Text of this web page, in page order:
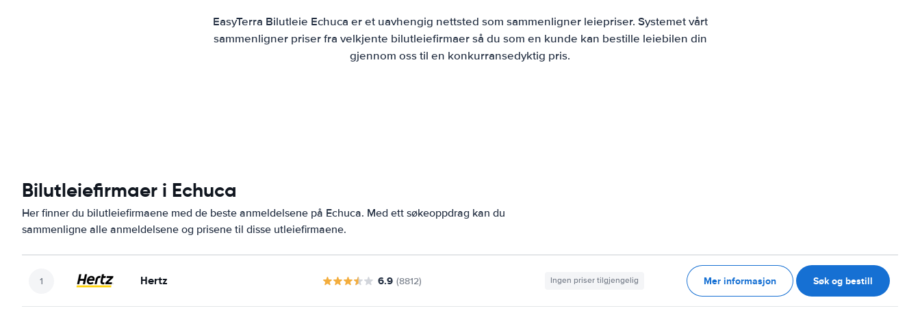
EasyTerra Bilutleie Echuca er et uavhengig nettsted som sammenligner leiepriser. Systemet vårt
sammenligner priser fra velkjente bilutleiefirmaer så du som en kunde kan bestille leiebilen din
gjennom oss til en konkurransedyktig pris.
Bilutleiefirmaer i Echuca
Her finner du bilutleiefirmaene med de beste anmeldelsene på Echuca. Med ett søkeoppdrag kan du
sammenligne alle anmeldelsene og prisene til disse utleiefirmaene.
Hertz 6.9 (8812) Ingen priser tilgjengelig Mer informasjon Søk og bestill